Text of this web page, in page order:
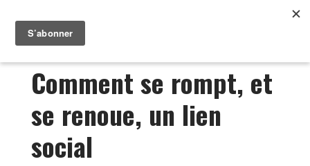
Comment se rompt, et
se renoue, un lien
social